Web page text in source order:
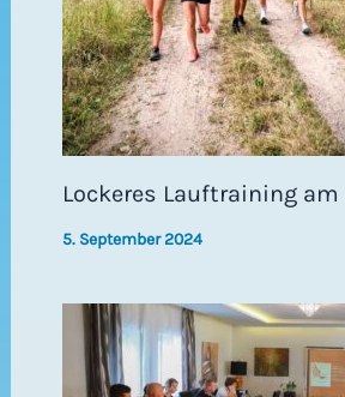
Lockeres Lauftraining am
5. September 2024